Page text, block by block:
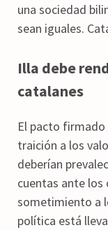
una sociedad
sean iguales.
Illa debe
catalanes
El pacto firmado
traición a los
deberían
cuentas ante los
sometimiento a
política está